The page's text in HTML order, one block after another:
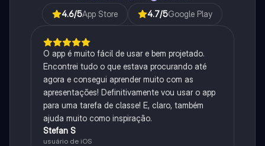
4.6/5App Store 4.7/5Google Play
O app é muito fácil de usar e bem projetado.
Encontrei tudo o que estava procurando até
agora e consegui aprender muito com as
apresentações! Definitivamente vou usar o app
para uma tarefa de classe! E, claro, também
ajuda muito como inspiração.
Stefan S
usuário de iOS